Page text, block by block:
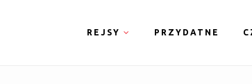
REJSY PRZYDATNE